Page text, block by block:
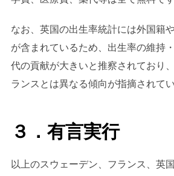
なお、英国の出生率統計には外国籍
が含まれているため、出生率の維持
代の貢献が大きいと推察されており
ランスとは異なる傾向が指摘されてい
３．有言実行
以上のスウェーデン、フランス、英